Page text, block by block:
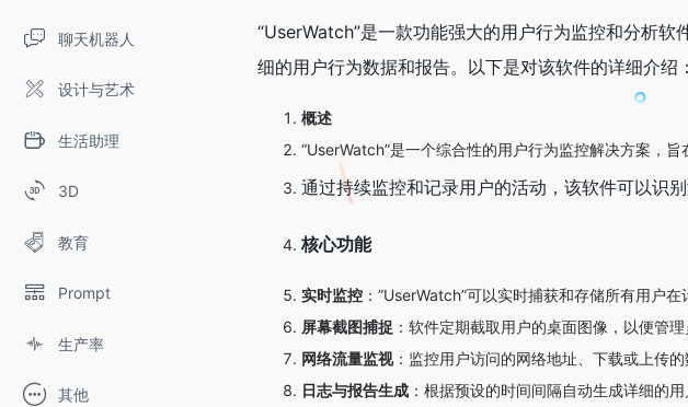
聊天机器人
设计与艺术
生活助理
3D
教育
Prompt
生产率
其他
“UserWatch”是一款功能强大的用户行为监控和分析
细的用户行为数据和报告。以下是对该软件的详细介绍：
概述
“UserWatch”是一个综合性的用户行为监控解决方案，
通过持续监控和记录用户的活动，该软件可以识
核心功能
实时监控 ：”UserWatch”可以实时捕获和存储所有用户
屏幕截图捕捉 ：软件定期截取用户的桌面图像，以便管
网络流量监视：监控用户访问的网络地址、下载或上传的
日志与报告生成 ：根据预设的时间间隔自动生成详细的